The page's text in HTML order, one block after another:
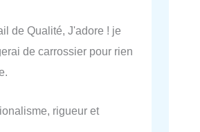
de Qualité, J'adore ! je
de carrossier pour rien
rigueur et